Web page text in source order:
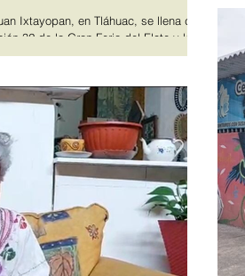
Ixtayopan, en Tláhuac, se llena de
32 de la Gran Feria del Elote y la
productos emblemáticos de nuestro
emblemático, de gran
en los hogares mexicanos,